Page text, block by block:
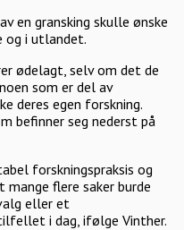
en gransking skulle ønske
og i utlandet.
ødelagt, selv om det de
som er del av
deres egen forskning.
befinner seg nederst på
forskningspraksis og
flere saker burde
eller et
i dag, ifølge Vinther.